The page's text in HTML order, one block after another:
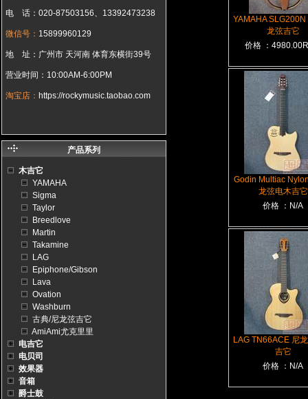
YAMAHA SLG200N
龙弦吉它
价格 ：
Godin Multiac
龙弦电木吉它
价格 ：N/A
LAG TN66ACE 尼
吉它
价格 ：N/A
电 话：020-87503156、13392473238
微信号： 15899960129
地 址：广州市 天河南 体育东横街39号
营业时间：10:00AM-6:00PM
淘宝店： https://rockymusic.taobao.com
产品系列
木吉它
YAMAHA
Sigma
Taylor
Breedlove
Martin
Takamine
LAG
Epiphone/Gibson
Lava
Ovation
Washburn
古典/尼龙弦吉它
AmiAmi尤克里里
电吉它
电贝司
效果器
音箱
爵士鼓